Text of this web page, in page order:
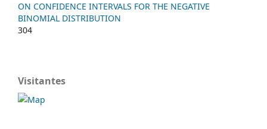
ON CONFIDENCE INTERVALS FOR THE NEGATIVE
BINOMIAL DISTRIBUTION
304
Visitantes